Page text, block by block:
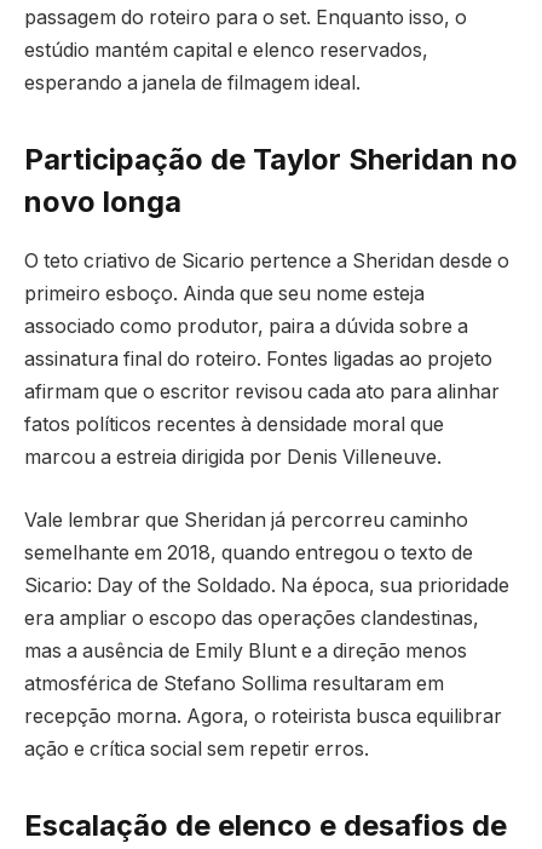
passagem do roteiro para o set. Enquanto isso, o
estúdio mantém capital e elenco reservados,
esperando a janela de filmagem ideal.
Participação de Taylor Sheridan no
novo longa
O teto criativo de Sicario pertence a Sheridan desde o
primeiro esboço. Ainda que seu nome esteja
associado como produtor, paira a dúvida sobre a
assinatura final do roteiro. Fontes ligadas ao projeto
afirmam que o escritor revisou cada ato para alinhar
fatos políticos recentes à densidade moral que
marcou a estreia dirigida por Denis Villeneuve.
Vale lembrar que Sheridan já percorreu caminho
semelhante em 2018, quando entregou o texto de
Sicario: Day of the Soldado. Na época, sua prioridade
era ampliar o escopo das operações clandestinas,
mas a ausência de Emily Blunt e a direção menos
atmosférica de Stefano Sollima resultaram em
recepção morna. Agora, o roteirista busca equilibrar
ação e crítica social sem repetir erros.
Escalação de elenco e desafios de